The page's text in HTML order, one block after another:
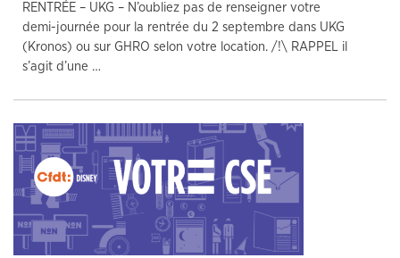
RENTRÉE – UKG – N’oubliez pas de renseigner votre
demi-journée pour la rentrée du 2 septembre dans UKG
(Kronos) ou sur GHRO selon votre location. /!\ RAPPEL il
s’agit d’une …